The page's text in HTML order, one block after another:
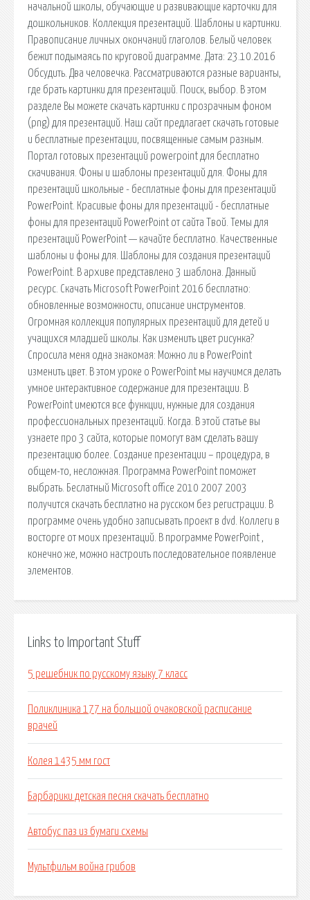
начальной школы, обучающие и развивающие карточки для
дошкольников. Коллекция презентаций. Шаблоны и картинки.
Правописание личных окончаний глаголов. Белый человек
бежит подымаясь по круговой диаграмме. Дата: 23.10.2016
Обсудить. Два человечка. Рассматриваются разные варианты,
где брать картинки для презентаций. Поиск, выбор. В этом
разделе Вы можете скачать картинки с прозрачным фоном
(png) для презентаций. Наш сайт предлагает скачать готовые
и бесплатные презентации, посвященные самым разным.
Портал готовых презентаций powerpoint для бесплатно
скачивания. Фоны и шаблоны презентаций для. Фоны для
презентаций школьные - бесплатные фоны для презентаций
PowerPoint. Красивые фоны для презентаций - бесплатные
фоны для презентаций PowerPoint от сайта Твой. Темы для
презентаций PowerPoint — качайте бесплатно. Качественные
шаблоны и фоны для. Шаблоны для создания презентаций
PowerPoint. В архиве представлено 3 шаблона. Данный
ресурс. Скачать Microsoft PowerPoint 2016 бесплатно:
обновленные возможности, описание инструментов.
Огромная коллекция популярных презентаций для детей и
учащихся младшей школы. Как изменить цвет рисунка?
Спросила меня одна знакомая: Можно ли в PowerPoint
изменить цвет. В этом уроке о PowerPoint мы научимся делать
умное интерактивное содержание для презентации. В
PowerPoint имеются все функции, нужные для создания
профессиональных презентаций. Когда. В этой статье вы
узнаете про 3 сайта, которые помогут вам сделать вашу
презентацию более. Создание презентации – процедура, в
общем-то, несложная. Программа PowerPoint поможет
выбрать. Беслатный Microsoft office 2010 2007 2003
получится скачать бесплатно на русском без регистрации. В
программе очень удобно записывать проект в dvd. Коллеги в
восторге от моих презентаций. В программе PowerPoint ,
конечно же, можно настроить последовательное появление
элементов.
Links to Important Stuff
5 решебник по русскому языку 7 класс
Поликлиника 177 на большой очаковской расписание
врачей
Колея 1435 мм гост
Барбарики детская песня скачать бесплатно
Автобус паз из бумаги схемы
Мультфильм война грибов